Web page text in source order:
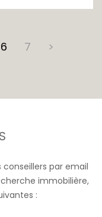
6 7 >
par email
immobilière,
: